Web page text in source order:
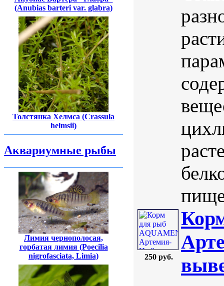
(Anubias barteri var. glabra)
Толстянка Хелмса (Crassula
helmsii)
Аквариумные рыбы
Лимия чернополосая,
горбатая лимия (Poecilia
nigrofasciata, Limia)
250 руб.